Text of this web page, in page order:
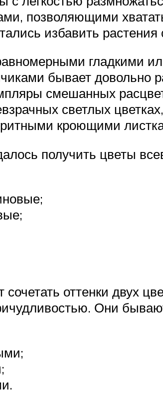
позволяющими
избавить растения
гладкими
бывает довольно
смешанных
светлых
кроющими
получить цветы
сочетать оттенки двух
Они